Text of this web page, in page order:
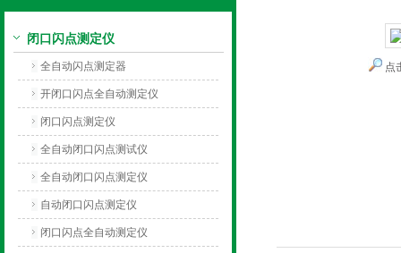
上海旺徐电气有限公司
闭口闪点测定仪
全自动闪点测定器
开闭口闪点全自动测定仪
闭口闪点测定仪
全自动闭口闪点测试仪
全自动闭口闪点测定仪
自动闭口闪点测定仪
闭口闪点全自动测定仪
点